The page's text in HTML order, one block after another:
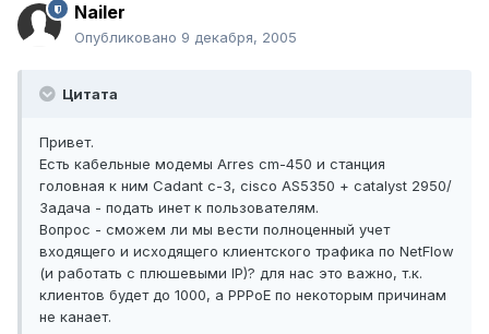
Nailer
Опубликовано 9 декабря, 2005
Цитата
Привет.
Есть кабельные модемы Arres cm-450 и станция
головная к ним Cadant c-3, cisco AS5350 + catalyst 2950/
Задача - подать инет к пользователям.
Вопрос - сможем ли мы вести полноценный учет
входящего и исходящего клиентского трафика по NetFlow
(и работать с плюшевыми IP)? для нас это важно, т.к.
клиентов будет до 1000, а PPPoE по некоторым причинам
не канает.